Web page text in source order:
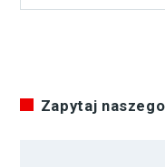
Zapytaj